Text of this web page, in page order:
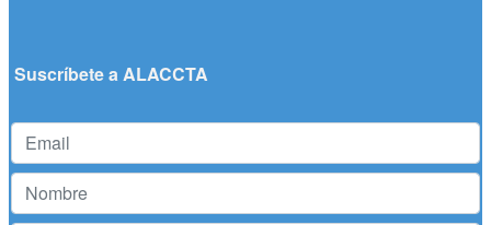
Suscríbete a ALACCTA